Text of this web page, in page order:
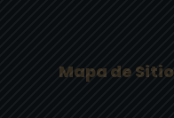
Mapa de Sitio